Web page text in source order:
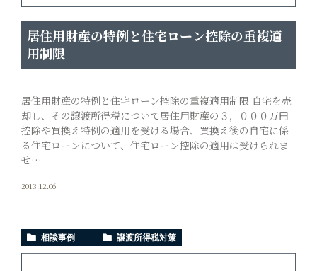
居住用財産の特例と住宅ローン控除の重複適
用制限
居住用財産の特例と住宅ローン控除の重複適用制限 自宅を売
却し、その譲渡所得税について居住用財産の３，０００万円
控除や買換え特例の適用を受ける場合、買換え後の自宅に係
る住宅ローンについて、住宅ローン控除の適用は受けられま
せ…
2013.12.06
相談事例 譲渡所得税対策